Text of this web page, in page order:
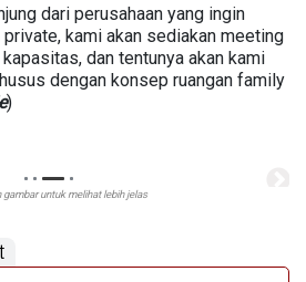
dari perusahaan yang ingin
kami akan sediakan meeting
dan tentunya akan kami
dengan konsep ruangan family
)
gambar untuk melihat lebih jelas